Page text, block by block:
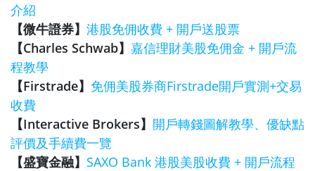
介紹
【微牛證券】 港股免佣收費 + 開戶送股票
【Charles Schwab】 嘉信理財美股免佣金 + 開戶流
程教學
【Firstrade】 免佣美股券商Firstrade開戶實測+交易
收費
【Interactive Brokers】 開戶轉錢圖解教學、優缺點
評價及手續費一覽
【盛寶金融】 SAXO Bank 港股美股收費 + 開戶流程